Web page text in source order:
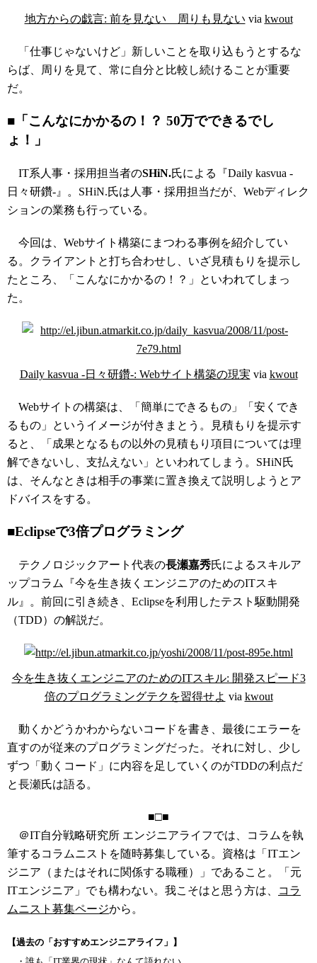
地方からの戯言: 前を見ない 周りも見ない via kwout
「仕事じゃないけど」新しいことを取り込もうとするな
らば、周りを見て、常に自分と比較し続けることが重要
だ。
■「こんなにかかるの！？ 50万でできるでし
ょ！」
IT系人事・採用担当者のSHiN.氏による『Daily kasvua -
日々研鑽-』。SHiN.氏は人事・採用担当だが、Webディレク
ションの業務も行っている。
今回は、Webサイト構築にまつわる事例を紹介してい
る。クライアントと打ち合わせし、いざ見積もりを提示し
たところ、「こんなにかかるの！？」といわれてしまっ
た。
Daily kasvua -日々研鑽-: Webサイト構築の現実 via kwout
Webサイトの構築は、「簡単にできるもの」「安くでき
るもの」というイメージが付きまとう。見積もりを提示す
ると、「成果となるもの以外の見積もり項目については理
解できないし、支払えない」といわれてしまう。SHiN氏
は、そんなときは相手の事業に置き換えて説明しようとア
ドバイスをする。
■Eclipseで3倍プログラミング
テクノロジックアート代表の長瀬嘉秀氏によるスキルア
ップコラム『今を生き抜くエンジニアのためのITスキ
ル』。前回に引き続き、Eclipseを利用したテスト駆動開発
（TDD）の解説だ。
今を生き抜くエンジニアのためのITスキル: 開発スピード3
倍のプログラミングテクを習得せよ via kwout
動くかどうかわからないコードを書き、最後にエラーを
直すのが従来のプログラミングだった。それに対し、少し
ずつ「動くコード」に内容を足していくのがTDDの利点だ
と長瀬氏は語る。
■□■
＠IT自分戦略研究所 エンジニアライフでは、コラムを執
筆するコラムニストを随時募集している。資格は「ITエン
ジニア（またはそれに関係する職種）」であること。「元
ITエンジニア」でも構わない。我こそはと思う方は、
コラ
ムニスト募集ページから。
【過去の「おすすめエンジニアライフ」】